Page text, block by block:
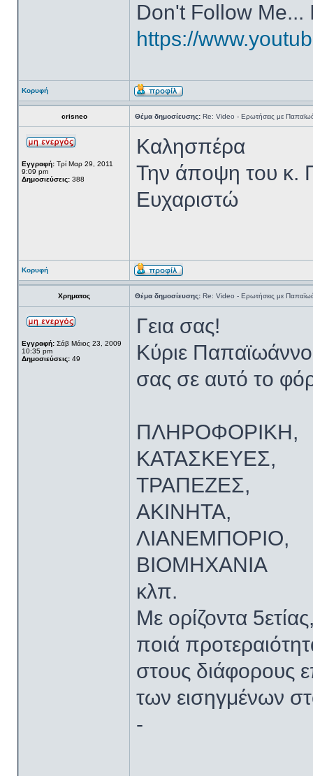
Don't Follow Me...
https://
Κορυφή
crisneo Θέμα δημοσίευσης: Re: Video - Ερωτήσεις με
Εγγραφή: Τρί Μαρ 29, 2011
9:09 pm
Δημοσιεύσεις: 388
Καλησπέρα
Την άποψη του κ.
Ευχαριστώ
Κορυφή
Χρηματος Θέμα δημοσίευσης: Re: Video - Ερωτήσεις με
Εγγραφή: Σάβ Μάιος 23, 2009
10:35 pm
Δημοσιεύσεις: 49
Γεια σας!
Κύριε
σας σε αυτό το
ΠΛΗΡΟΦΟΡΙΚΗ,
ΚΑΤΑΣΚΕΥΕΣ,
ΤΡΑΠΕΖΕΣ,
ΑΚΙΝΗΤΑ,
ΛΙΑΝΕΜΠΟΡΙΟ,
ΒΙΟΜΗΧΑΝΙΑ
κλπ.
Με ορίζοντα
ποιά
στους διάφορους
των εισηγμένων
-